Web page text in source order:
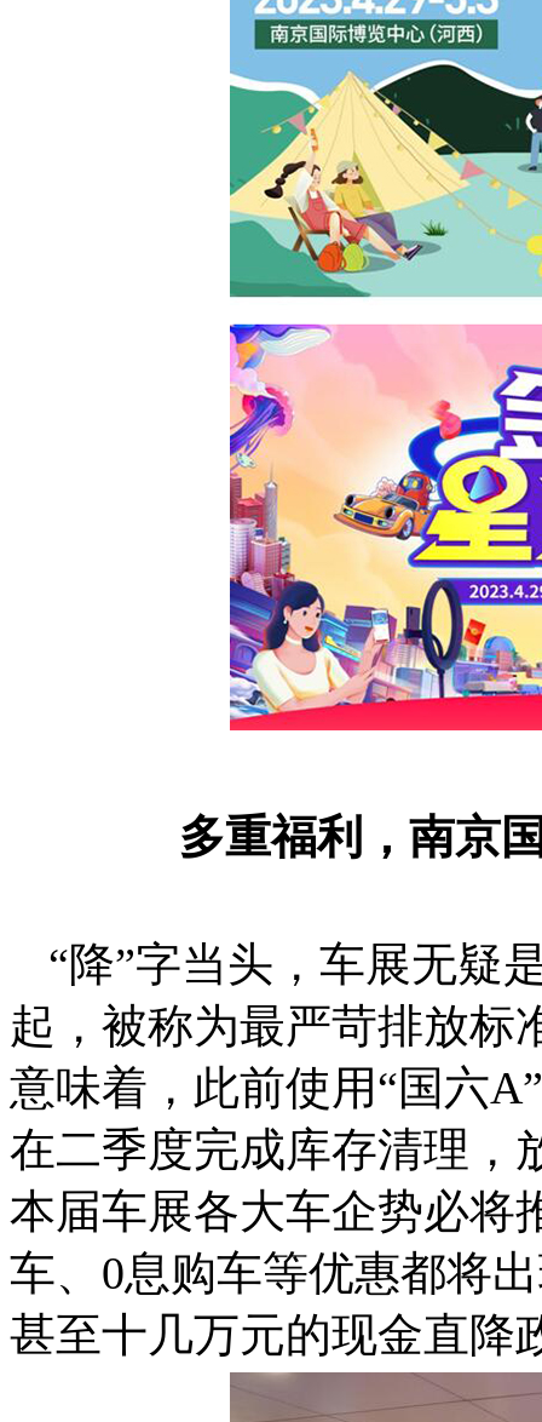
多重福利，南京
“降”字当头，车展无疑
起，被称为最严苛排放标
意味着，此前使用“国六A
在二季度完成库存清理，
本届车展各大车企势必将
车、 0息购车等优惠都将
甚至十几万元的现金直降